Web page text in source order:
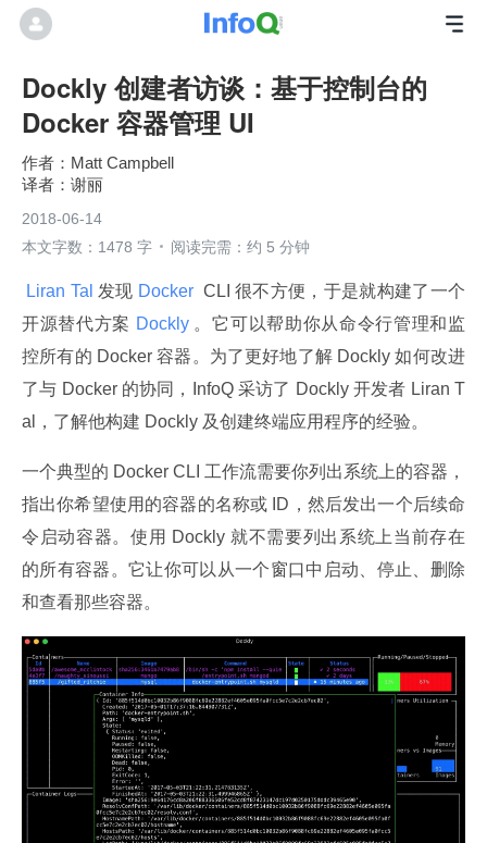
Dockly 创建者访谈：基于控制台的
Docker 容器管理 UI
Matt Campbell
谢丽
2018-06-14
本文字数：1478 字
阅读完需：约 5 分钟
Liran Tal 发现 Docker CLI 很不方便，于是就构建了一个
开源替代方案 Dockly 。它可以帮助你从命令行管理和监
控所有的 Docker 容器。为了更好地了解 Dockly 如何改进
了与 Docker 的协同，InfoQ 采访了 Dockly 开发者 Liran T
al，了解他构建 Dockly 及创建终端应用程序的经验。
一个典型的 Docker CLI 工作流需要你列出系统上的容器，
指出你希望使用的容器的名称或 ID，然后发出一个后续命
令启动容器。使用 Dockly 就不需要列出系统上当前存在
的所有容器。它让你可以从一个窗口中启动、停止、删除
和查看那些容器。